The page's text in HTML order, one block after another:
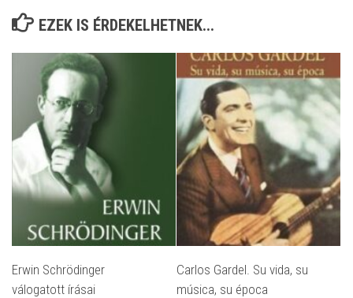
EZEK IS ÉRDEKELHETNEK...
Erwin Schrödinger
válogatott írásai
Carlos Gardel. Su vida, su
música, su época